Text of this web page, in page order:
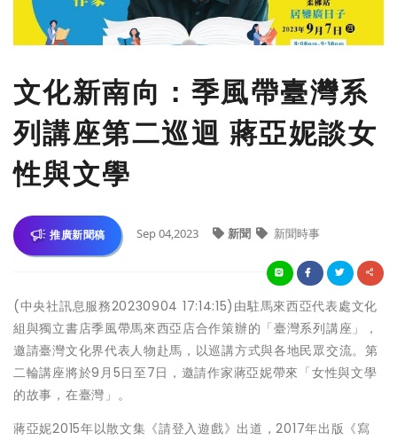
文化新南向：季風帶臺灣系
列講座第二巡迴 蔣亞妮談女
性與文學
推廣新聞稿 Sep 04,2023 新聞 新聞時事
(中央社訊息服務20230904 17:14:15)由駐馬來西亞代表處文化
組與獨立書店季風帶馬來西亞店合作策辦的「臺灣系列講座」，
邀請臺灣文化界代表人物赴馬，以巡講方式與各地民眾交流。第
二輪講座將於9月5日至7日，邀請作家蔣亞妮帶來「女性與文學
的故事，在臺灣」。
蔣亞妮2015年以散文集《請登入遊戲》出道，2017年出版《寫